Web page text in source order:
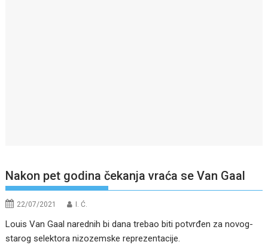
Nakon pet godina čekanja vraća se Van Gaal
22/07/2021 I. Ć.
Louis Van Gaal narednih bi dana trebao biti potvrđen za novog-
starog selektora nizozemske reprezentacije.